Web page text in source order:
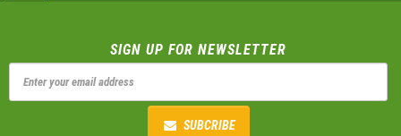
SIGN UP FOR NEWSLETTER
SUBCRIBE